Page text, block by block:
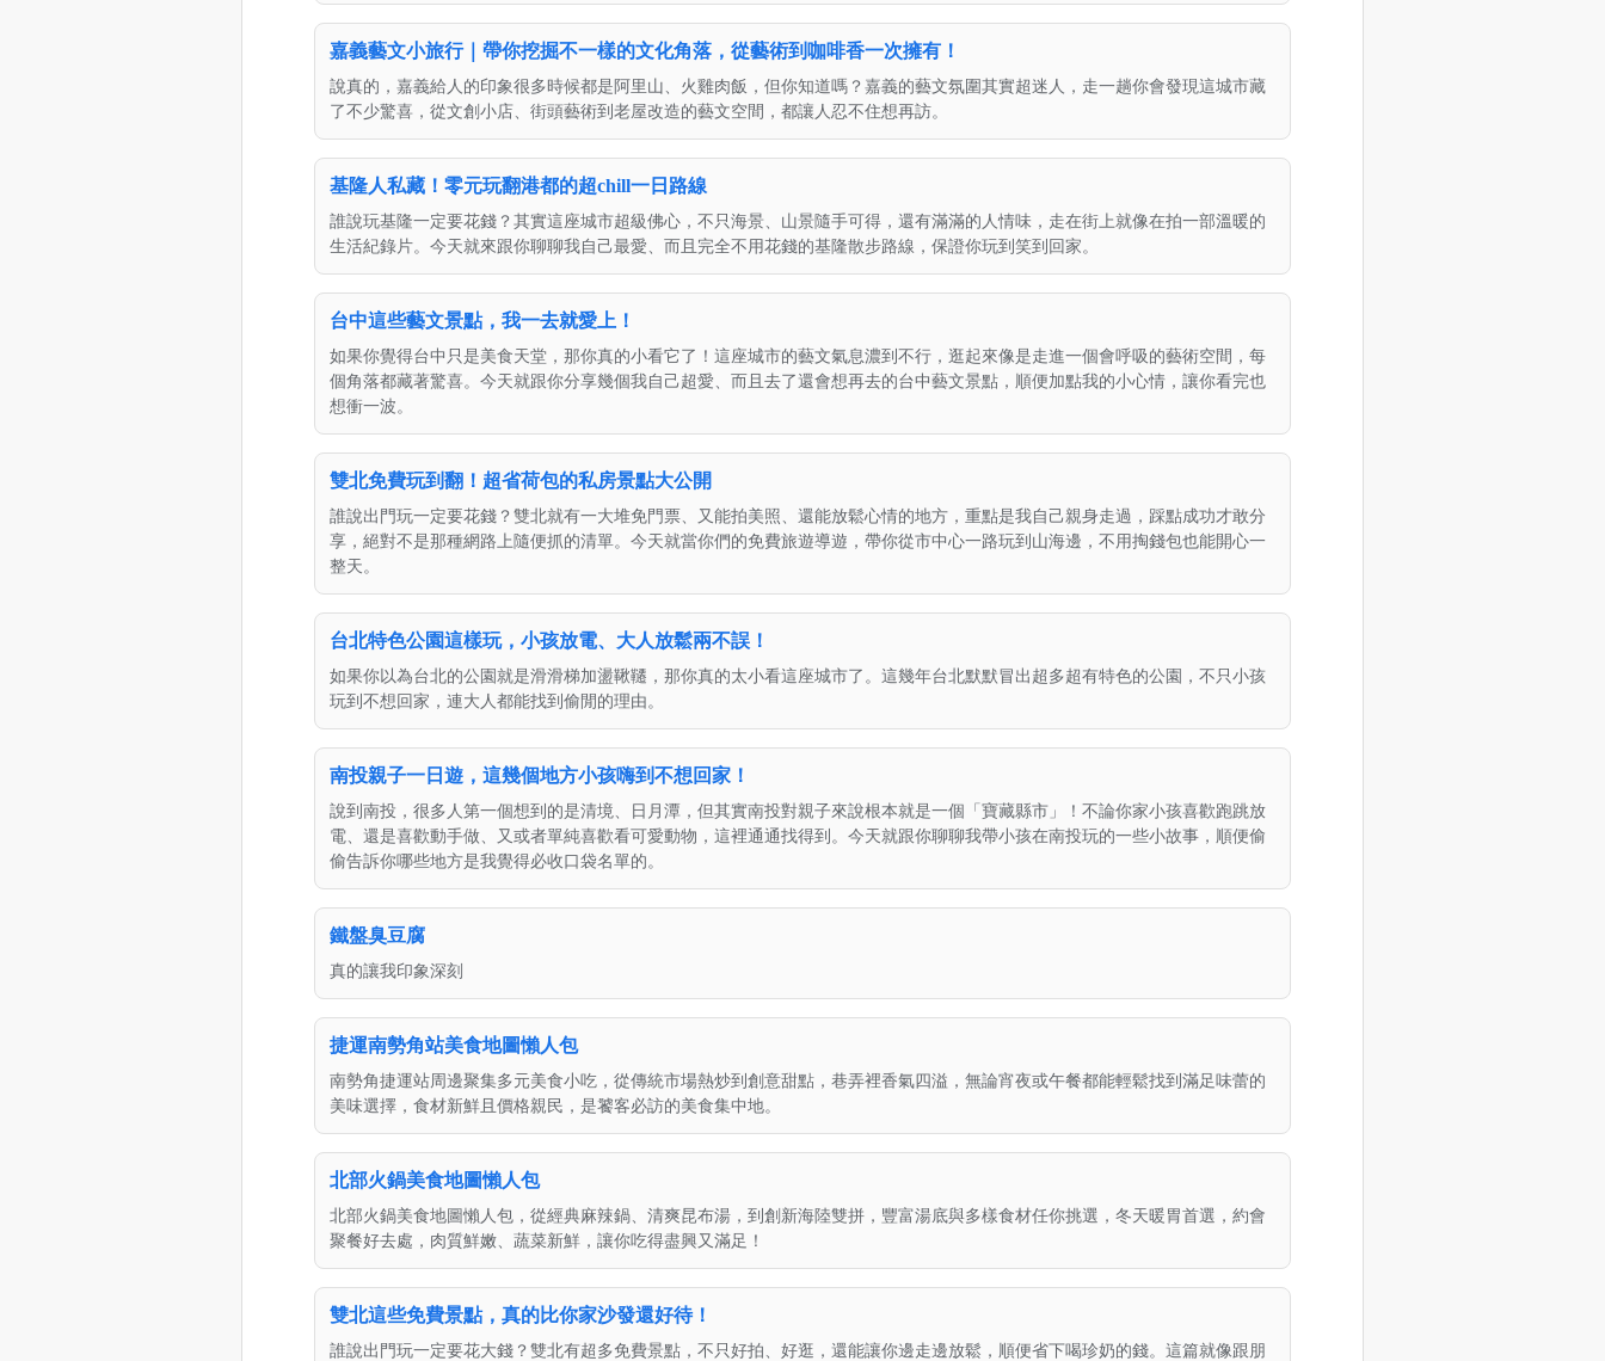
嘉義藝文小旅行｜帶你挖掘不一樣的文化角落，從藝術到咖啡香一次擁有！
說真的，嘉義給人的印象很多時候都是阿里山、火雞肉飯，但你知道嗎？嘉義的藝文氛圍其實超迷人，走一趟你會發現這城市藏
了不少驚喜，從文創小店、街頭藝術到老屋改造的藝文空間，都讓人忍不住想再訪。
基隆人私藏！零元玩翻港都的超chill一日路線
誰說玩基隆一定要花錢？其實這座城市超級佛心，不只海景、山景隨手可得，還有滿滿的人情味，走在街上就像在拍一部溫暖的
生活紀錄片。今天就來跟你聊聊我自己最愛、而且完全不用花錢的基隆散步路線，保證你玩到笑到回家。
台中這些藝文景點，我一去就愛上！
如果你覺得台中只是美食天堂，那你真的小看它了！這座城市的藝文氣息濃到不行，逛起來像是走進一個會呼吸的藝術空間，每
個角落都藏著驚喜。今天就跟你分享幾個我自己超愛、而且去了還會想再去的台中藝文景點，順便加點我的小心情，讓你看完也
想衝一波。
雙北免費玩到翻！超省荷包的私房景點大公開
誰說出門玩一定要花錢？雙北就有一大堆免門票、又能拍美照、還能放鬆心情的地方，重點是我自己親身走過，踩點成功才敢分
享，絕對不是那種網路上隨便抓的清單。今天就當你們的免費旅遊導遊，帶你從市中心一路玩到山海邊，不用掏錢包也能開心一
整天。
台北特色公園這樣玩，小孩放電、大人放鬆兩不誤！
如果你以為台北的公園就是滑滑梯加盪鞦韆，那你真的太小看這座城市了。這幾年台北默默冒出超多超有特色的公園，不只小孩
玩到不想回家，連大人都能找到偷閒的理由。
南投親子一日遊，這幾個地方小孩嗨到不想回家！
說到南投，很多人第一個想到的是清境、日月潭，但其實南投對親子來說根本就是一個「寶藏縣市」！不論你家小孩喜歡跑跳放
電、還是喜歡動手做、又或者單純喜歡看可愛動物，這裡通通找得到。今天就跟你聊聊我帶小孩在南投玩的一些小故事，順便偷
偷告訴你哪些地方是我覺得必收口袋名單的。
鐵盤臭豆腐
真的讓我印象深刻
捷運南勢角站美食地圖懶人包
南勢角捷運站周邊聚集多元美食小吃，從傳統市場熱炒到創意甜點，巷弄裡香氣四溢，無論宵夜或午餐都能輕鬆找到滿足味蕾的
美味選擇，食材新鮮且價格親民，是饕客必訪的美食集中地。
北部火鍋美食地圖懶人包
北部火鍋美食地圖懶人包，從經典麻辣鍋、清爽昆布湯，到創新海陸雙拼，豐富湯底與多樣食材任你挑選，冬天暖胃首選，約會
聚餐好去處，肉質鮮嫩、蔬菜新鮮，讓你吃得盡興又滿足！
雙北這些免費景點，真的比你家沙發還好待！
誰說出門玩一定要花大錢？雙北有超多免費景點，不只好拍、好逛，還能讓你邊走邊放鬆，順便省下喝珍奶的錢。這篇就像跟朋